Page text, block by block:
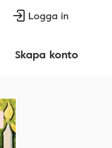
Logga in
Skapa konto